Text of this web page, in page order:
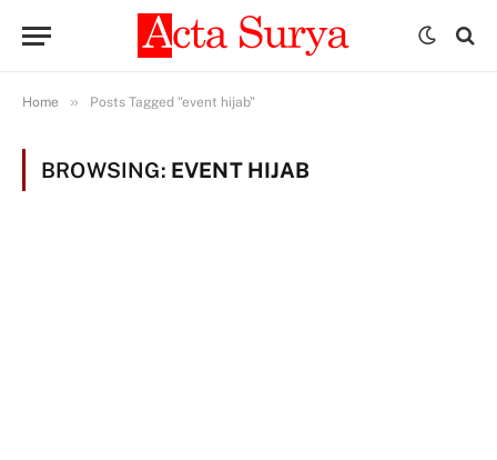
Home » Posts Tagged "event hijab"
BROWSING: EVENT HIJAB